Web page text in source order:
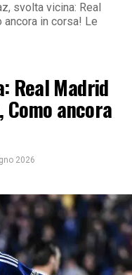
svolta vicina: Real
ancora in corsa! Le
Real Madrid
ancora
2026